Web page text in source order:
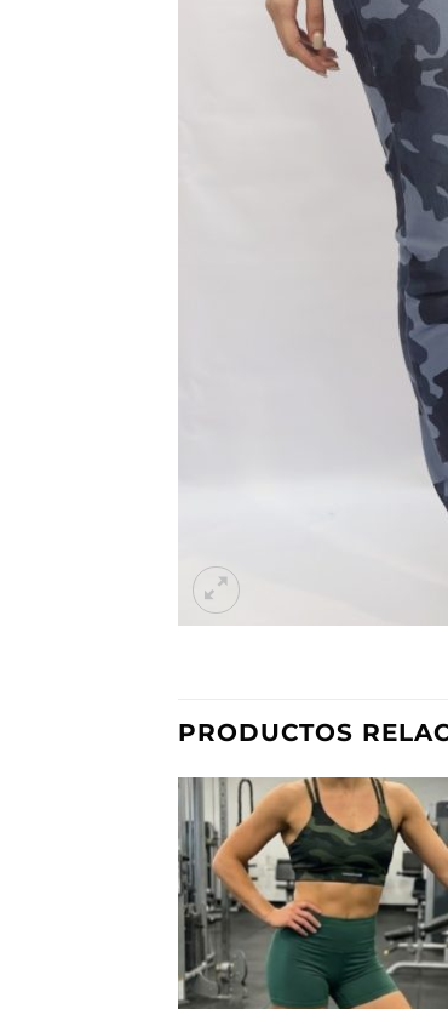
PRODUCTOS
Añadir
a la
lista